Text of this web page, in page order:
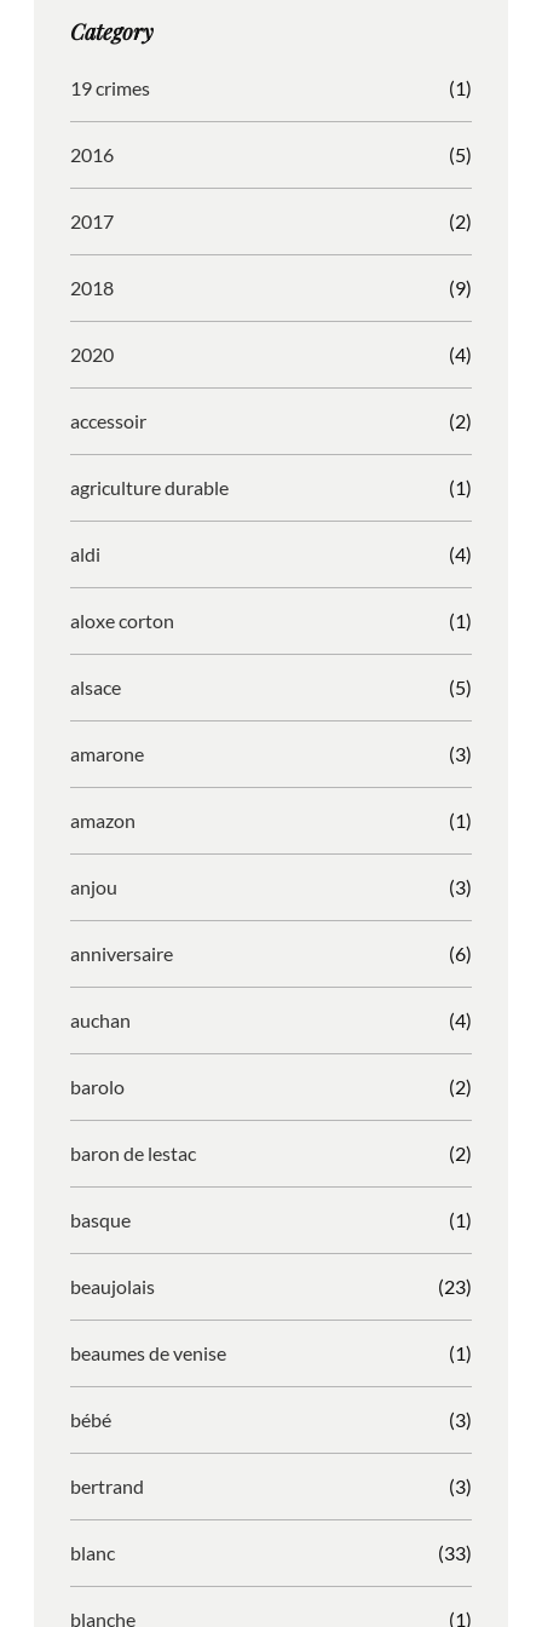
r
m
o
Category
19 crimes (1)
2016 (5)
2017 (2)
2018 (9)
2020 (4)
accessoir (2)
agriculture durable (1)
aldi (4)
aloxe corton (1)
alsace (5)
amarone (3)
amazon (1)
anjou (3)
anniversaire (6)
auchan (4)
barolo (2)
baron de lestac (2)
basque (1)
beaujolais (23)
beaumes de venise (1)
bébé (3)
bertrand (3)
blanc (33)
blanche (1)